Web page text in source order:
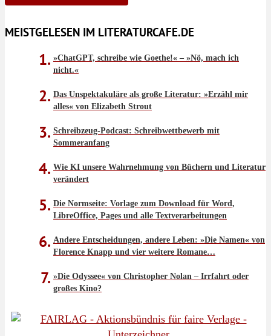
MEISTGELESEN IM LITERATURCAFE.DE
»ChatGPT, schreibe wie Goethe!« – »Nö, mach ich
nicht.«
Das Unspektakuläre als große Literatur: »Erzähl mir
alles« von Elizabeth Strout
Schreibzeug-Podcast: Schreibwettbewerb mit
Sommeranfang
Wie KI unsere Wahrnehmung von Büchern und Literatur
verändert
Die Normseite: Vorlage zum Download für Word,
LibreOffice, Pages und alle Textverarbeitungen
Andere Entscheidungen, andere Leben: »Die Namen« von
Florence Knapp und vier weitere Romane…
»Die Odyssee« von Christopher Nolan – Irrfahrt oder
großes Kino?